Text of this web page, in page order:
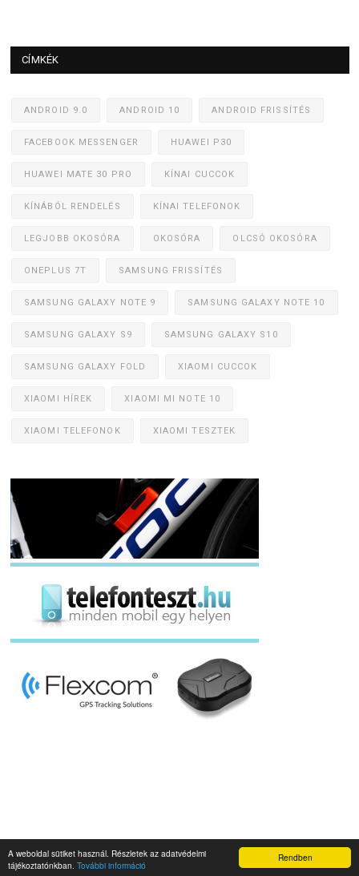
Rendben
A weboldal sütiket használ. Részletek az adatvédelmi
tájékoztatónkban. További információ
CÍMKÉK
ANDROID 9.0 ANDROID 10 ANDROID FRISSÍTÉS
FACEBOOK MESSENGER HUAWEI P30
HUAWEI MATE 30 PRO KÍNAI CUCCOK
KÍNÁBÓL RENDELÉS KÍNAI TELEFONOK
LEGJOBB OKOSÓRA OKOSÓRA OLCSÓ OKOSÓRA
ONEPLUS 7T SAMSUNG FRISSÍTÉS
SAMSUNG GALAXY NOTE 9 SAMSUNG GALAXY NOTE 10
SAMSUNG GALAXY S9 SAMSUNG GALAXY S10
SAMSUNG GALAXY FOLD XIAOMI CUCCOK
XIAOMI HÍREK XIAOMI MI NOTE 10
XIAOMI TELEFONOK XIAOMI TESZTEK
Napidroid.hu 2019